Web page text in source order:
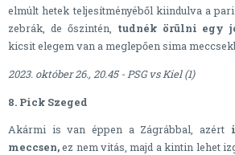
elmúlt hetek teljesítményéből kiindulva a
zebrák, de őszintén, tudnék örülni egy
kicsit elegem van a meglepően sima
2023. október 26., 20.45 - PSG vs Kiel (1)
8. Pick Szeged
Akármi is van éppen a Zágrábbal, azért
meccsen,ez nem vitás, majd a kintin lehet